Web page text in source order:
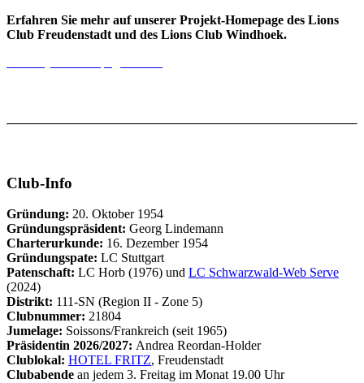
Erfahren Sie mehr auf unserer Projekt-Homepage des Lions
Club Freudenstadt und des Lions Club Windhoek.
Club-Info
Gründung: 20. Oktober 1954
Gründungspräsident: Georg Lindemann
Charterurkunde: 16. Dezember 1954
Gründungspate: LC Stuttgart
Patenschaft: LC Horb (1976) und LC Schwarzwald-Web Serve
(2024)
Distrikt: 111-SN (Region II - Zone 5)
Clubnummer: 21804
Jumelage: Soissons/Frankreich (seit 1965)
Präsidentin 2026/2027: Andrea Reordan-Holder
Clublokal: HOTEL FRITZ, Freudenstadt
Clubabende an jedem 3. Freitag im Monat 19.00 Uhr